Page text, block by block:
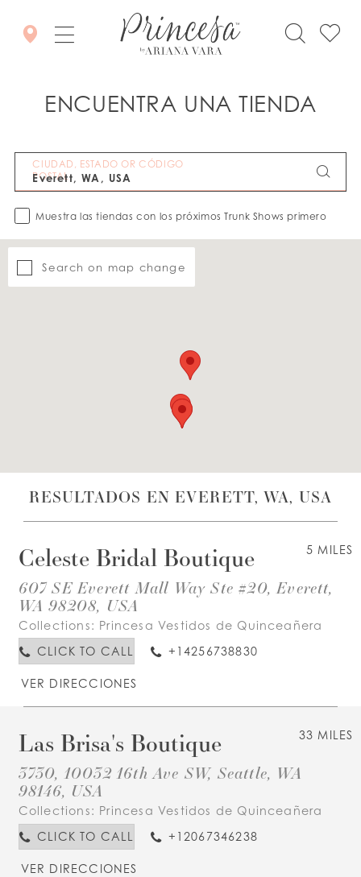
LISTA DE DESEOS
ENCUENTRA UNA TIENDA
CIUDAD, ESTADO OR CÓDIGO
POSTAL
Muestra las tiendas con los próximos Trunk Shows primero
Search on map change
RESULTADOS EN EVERETT, WA, USA
5 MILES
Celeste Bridal Boutique
607 SE Everett Mall Way Ste #20, Everett,
WA 98208, USA
Collections: Princesa Vestidos de Quinceañera
CLICK TO CALL
+14256738830
VER DIRECCIONES
33 MILES
Las Brisa's Boutique
3730, 10032 16th Ave SW, Seattle, WA
98146, USA
Collections: Princesa Vestidos de Quinceañera
CLICK TO CALL
+12067346238
VER DIRECCIONES